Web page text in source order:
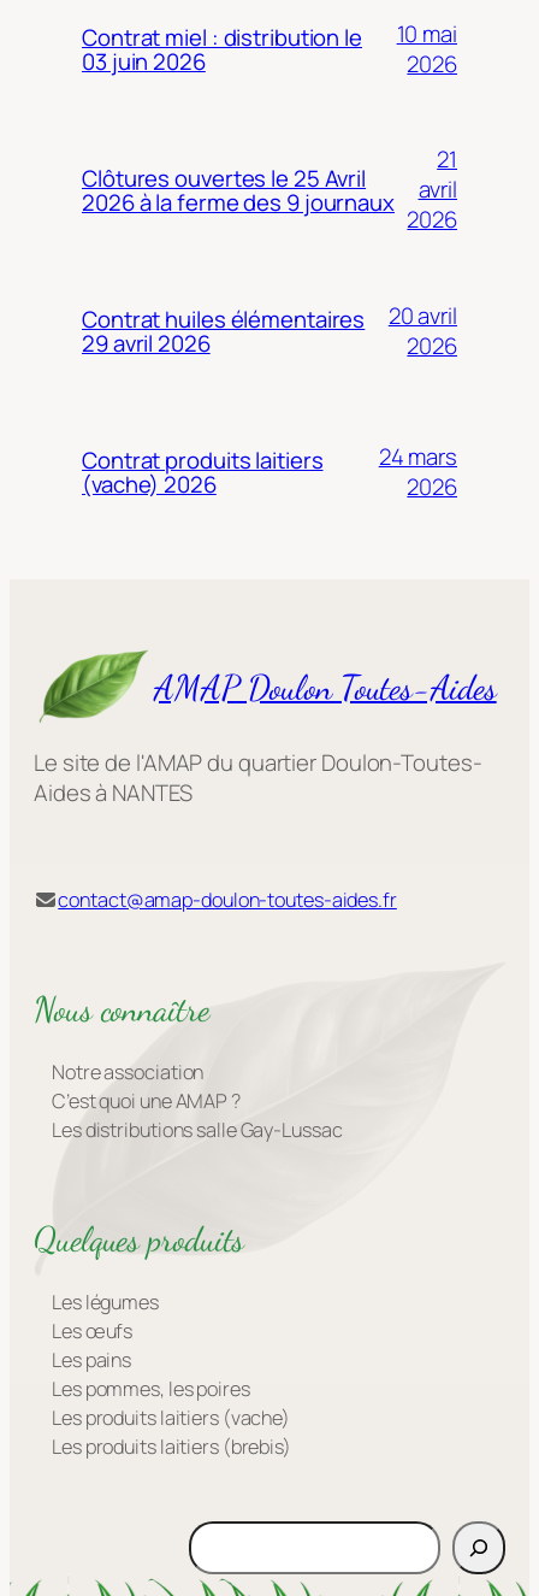
Contrat miel : distribution le
03 juin 2026
10 mai
2026
Clôtures ouvertes le 25 Avril
2026 à la ferme des 9 journaux
21
avril
2026
Contrat huiles élémentaires
29 avril 2026
20 avril
2026
Contrat produits laitiers
(vache) 2026
24 mars
2026
AMAP Doulon Toutes-Aides
Le site de l'AMAP du quartier Doulon-Toutes-
Aides à NANTES
contact@amap-doulon-toutes-aides.fr
Nous connaître
Notre association
C’est quoi une AMAP ?
Les distributions salle Gay-Lussac
Quelques produits
Les légumes
Les œufs
Les pains
Les pommes, les poires
Les produits laitiers (vache)
Les produits laitiers (brebis)
Rechercher